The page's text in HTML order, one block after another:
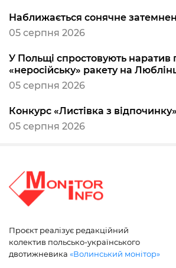
Наближається сонячне
05 серпня 2026
У Польщі спростовують наратив
«неросійську» ракету на
05 серпня 2026
Конкурс «Листівка з відпочинку»
05 серпня 2026
Проєкт реалізує редакційний
колектив польсько-українського
двотижневика «Волинський монітор»